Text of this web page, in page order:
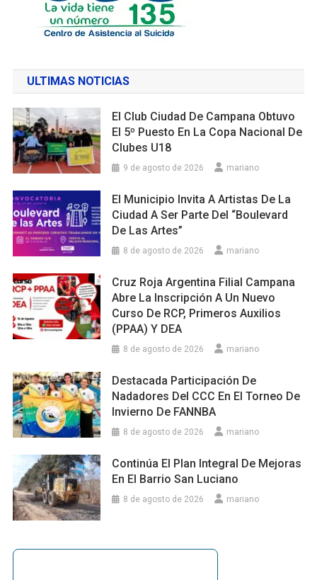
ULTIMAS NOTICIAS
El Club Ciudad De Campana Obtuvo
El 5º Puesto En La Copa Nacional De
Clubes U18
9 de agosto de 2026 mariano
El Municipio Invita A Artistas De La
Ciudad A Ser Parte Del “Boulevard
De Las Artes”
8 de agosto de 2026 mariano
Cruz Roja Argentina Filial Campana
Abre La Inscripción A Un Nuevo
Curso De RCP, Primeros Auxilios
(PPAA) Y DEA
8 de agosto de 2026 mariano
Destacada Participación De
Nadadores Del CCC En El Torneo De
Invierno De FANNBA
8 de agosto de 2026 mariano
Continúa El Plan Integral De Mejoras
En El Barrio San Luciano
8 de agosto de 2026 mariano